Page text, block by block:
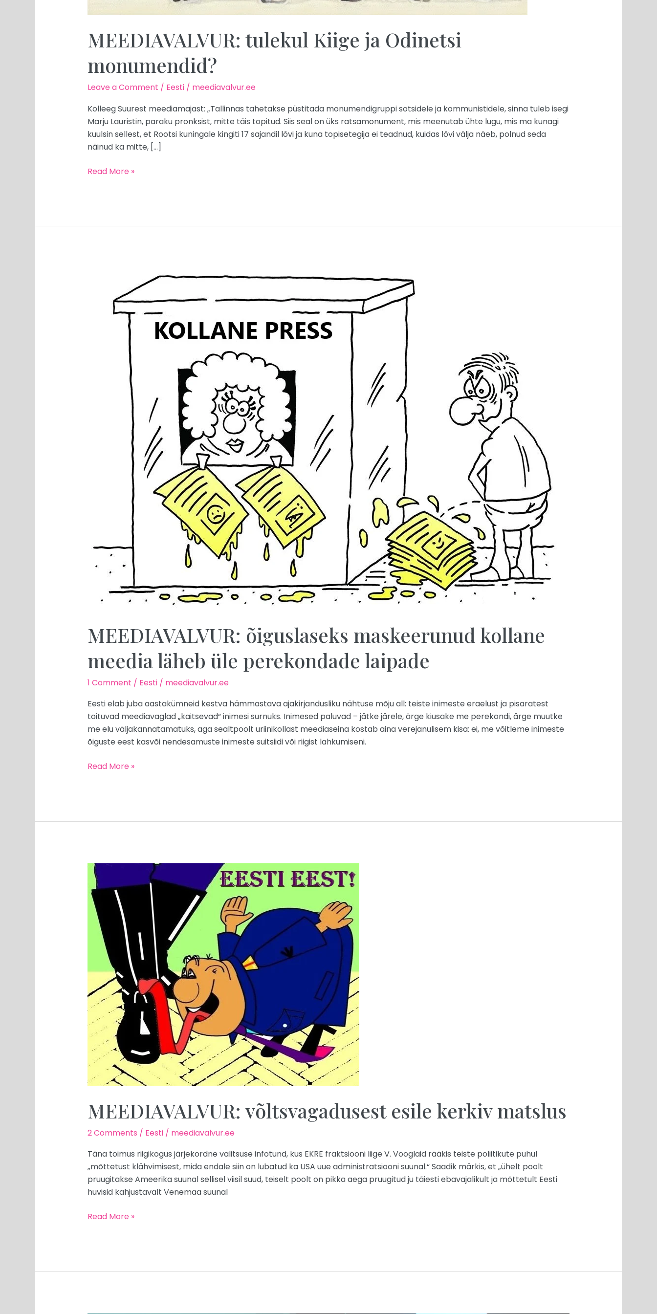
MEEDIAVALVUR: tulekul Kiige ja Odinetsi
monumendid?
Leave a Comment / Eesti/ meediavalvur.ee
Kolleeg Suurest meediamajast: „Tallinnas tahetakse püstitada monumendigruppi sotsidele ja kommunistidele, sinna tuleb isegi
Marju Lauristin, paraku pronksist, mitte täis topitud. Siis seal on üks ratsamonument, mis meenutab ühte lugu, mis ma kunagi
kuulsin sellest, et Rootsi kuningale kingiti 17 sajandil lõvi ja kuna topisetegija ei teadnud, kuidas lõvi välja näeb, polnud seda
näinud ka mitte, […]
Read More »
MEEDIAVALVUR: õiguslaseks maskeerunud kollane
meedia läheb üle perekondade laipade
1 Comment / Eesti/ meediavalvur.ee
Eesti elab juba aastakümneid kestva hämmastava ajakirjandusliku nähtuse mõju all: teiste inimeste eraelust ja pisaratest
toituvad meediavaglad „kaitsevad“ inimesi surnuks. Inimesed paluvad – jätke järele, ärge kiusake me perekondi, ärge muutke
me elu väljakannatamatuks, aga sealtpoolt uriinikollast meediaseina kostab aina verejanulisem kisa: ei, me võitleme inimeste
õiguste eest kasvõi nendesamuste inimeste suitsiidi või riigist lahkumiseni.
maskeerunud
kollane
perekondade
Read More »
MEEDIAVALVUR: võltsvagadusest esile kerkiv matslus
2 Comments / Eesti/ meediavalvur.ee
Täna toimus riigikogus järjekordne valitsuse infotund, kus EKRE fraktsiooni liige V. Vooglaid rääkis teiste poliitikute puhul
„mõttetust klähvimisest, mida endale siin on lubatud ka USA uue administratsiooni suunal.“ Saadik märkis, et „ühelt poolt
pruugitakse Ameerika suunal sellisel viisil suud, teiselt poolt on pikka aega pruugitud ju täiesti ebavajalikult ja mõttetult Eesti
huvisid kahjustavalt Venemaa suunal
MEEDIAVALVUR:
võltsvagadusest
esile
kerkiv
matslus
Read More »